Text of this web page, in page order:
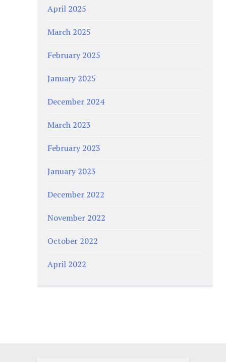
April 2025
March 2025
February 2025
January 2025
December 2024
March 2023
February 2023
January 2023
December 2022
November 2022
October 2022
April 2022